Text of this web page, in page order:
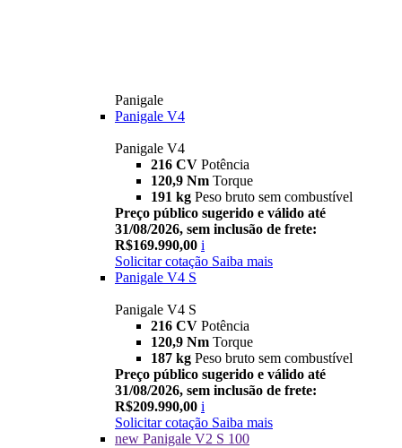
Panigale
Panigale V4
Panigale V4
216 CV Potência
120,9 Nm Torque
191 kg Peso bruto sem combustível
Preço público sugerido e válido até
31/08/2026, sem inclusão de frete:
R$169.990,00 i
Solicitar cotação Saiba mais
Panigale V4 S
Panigale V4 S
216 CV Potência
120,9 Nm Torque
187 kg Peso bruto sem combustível
Preço público sugerido e válido até
31/08/2026, sem inclusão de frete:
R$209.990,00 i
Solicitar cotação Saiba mais
new Panigale V2 S 100